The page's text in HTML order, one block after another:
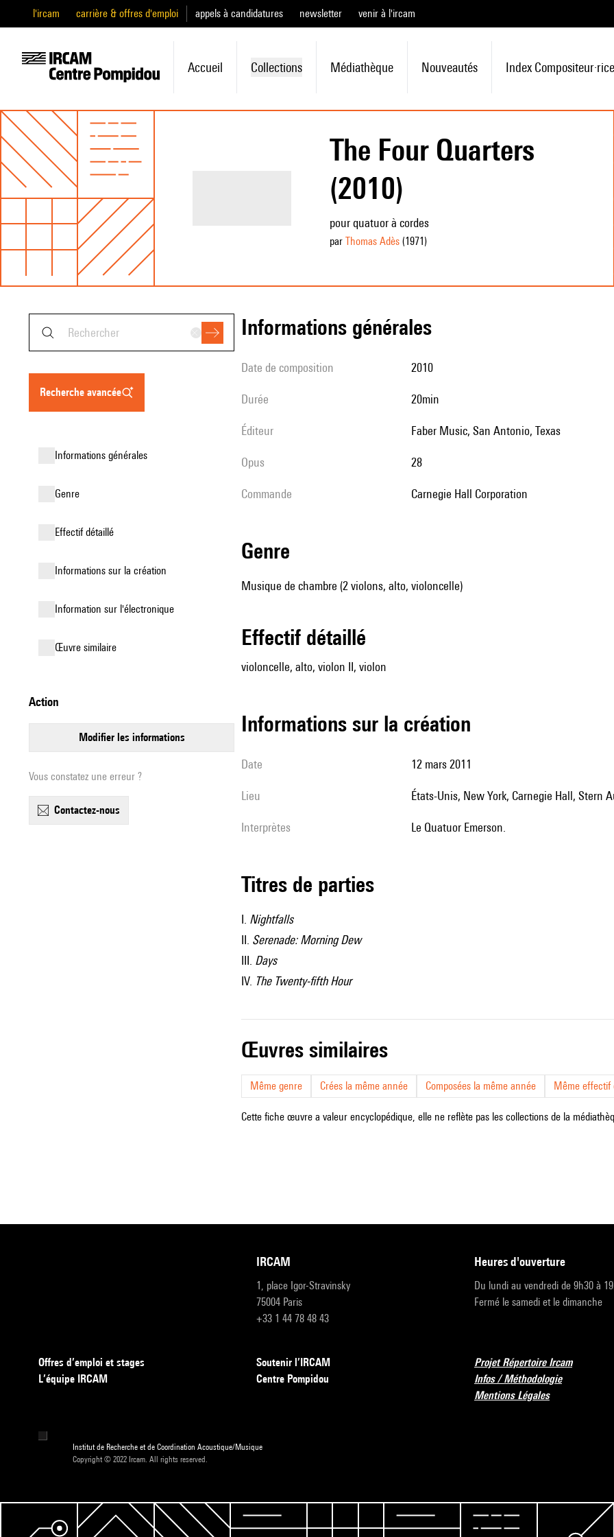
l'ircam carrière & offres d'emploi appels à candidatures newsletter venir à l'ircam
Accueil Collections Médiathèque Nouveautés Index Compositeur·rice
The Four Quarters
(2010)
pour quatuor à cordes
par Thomas Adès(1971)
recherche avancée
informations générales
genre
effectif détaillé
informations sur la création
Information sur l'électronique
œuvre similaire
action
modifier les informations
Vous constatez une erreur ?
contactez-nous
informations générales
date de composition 2010
durée 20min
éditeur Faber Music, San Antonio, Texas
Opus 28
Commande Carnegie Hall Corporation
genre
Musique de chambre (2 violons, alto, violoncelle)
effectif détaillé
violoncelle, alto, violon II, violon
informations sur la création
date 12 mars 2011
lieu États-Unis, New York, Carnegie Hall, Stern
interprètes le Quatuor Emerson.
Titres de parties
I. Nightfalls
II. Serenade: Morning Dew
III. Days
IV. The Twenty-fifth Hour
œuvres similaires
Même genre Crées la même année Composées la même année Même effectif
Cette fiche œuvre a valeur encyclopédique, elle ne reflète pas les collections de la
IRCAM
1, place Igor-Stravinsky
75004 Paris
+33 1 44 78 48 43
heures d'ouverture
Du lundi au vendredi de 9h30 à
Fermé le samedi et le dimanche
Offres d’emploi et stages
L’équipe IRCAM
Soutenir l’IRCAM
Centre Pompidou
Projet Répertoire Ircam
Infos / Méthodologie
Mentions Légales
Institut de Recherche et de Coordination Acoustique/Musique
Copyright © 2022 Ircam. All rights reserved.